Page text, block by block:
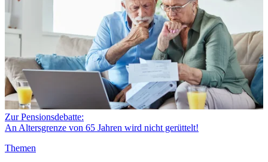
Zur Pensionsdebatte:
An Altersgrenze von 65 Jahren wird nicht gerüttelt!
Themen